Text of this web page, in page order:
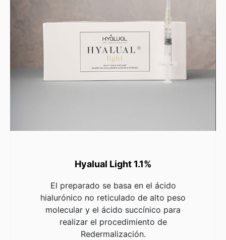
Hyalual Light 1.1%
El preparado se basa en el ácido
hialurónico no reticulado de alto peso
molecular y el ácido succínico para
realizar el procedimiento de
Redermalización.